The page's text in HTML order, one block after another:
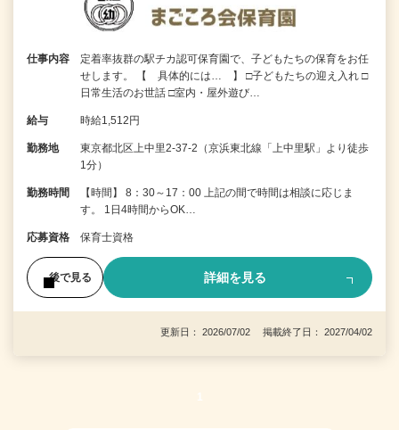
仕事内容
定着率抜群の駅チカ認可保育園で、子どもたちの保育をお任
せします。 【 具体的には… 】 □子どもたちの迎え入れ □
⽇常⽣活のお世話 □室内・屋外遊び…
給与 時給1,512円
勤務地
東京都北区上中里2-37-2（京浜東北線「上中里駅」より徒歩
1分）
勤務時間
【時間】 8：30～17：00 上記の間で時間は相談に応じま
す。 1日4時間からOK…
応募資格 保育士資格
後で見る 詳細を見る
更新日： 2026/07/02 掲載終了日： 2027/04/02
1